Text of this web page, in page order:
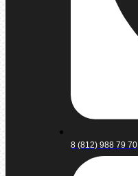
8 (812) 988 79 70